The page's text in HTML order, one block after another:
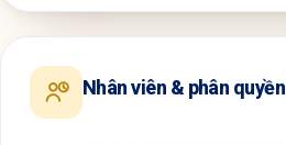
Nhân viên & phân quyền